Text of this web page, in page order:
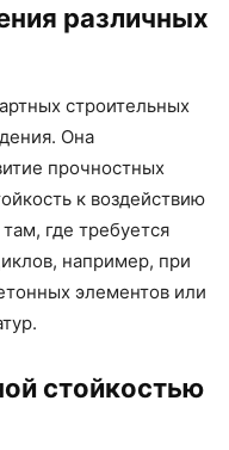
различных
строительных
Она
прочностных
к воздействию
где требуется
например, при
элементов или
стойкостью